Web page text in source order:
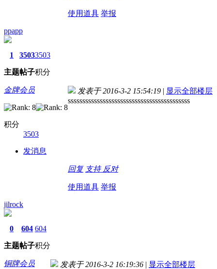
使用道具 举报
ppapp
1
主题
3503
帖子
3503
积分
金牌会员
积分
3503
发消息
发表于 2016-3-2 15:54:19 | 显示全部楼层
ssssssssssssssssssssssssssssssssssssssssss
回复 支持 反对
使用道具 举报
jilrock
0
主题
604
帖子
604
积分
铜牌会员 发表于 2016-3-2 16:19:36 | 显示全部楼层